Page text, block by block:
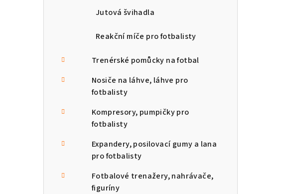
Jutová švihadla
Reakční míče pro fotbalisty
Trenérské pomůcky na fotbal
Nosiče na láhve, láhve pro
fotbalisty
Kompresory, pumpičky pro
fotbalisty
Expandery, posilovací gumy a lana
pro fotbalisty
Fotbalové trenažery, nahrávače,
figuríny